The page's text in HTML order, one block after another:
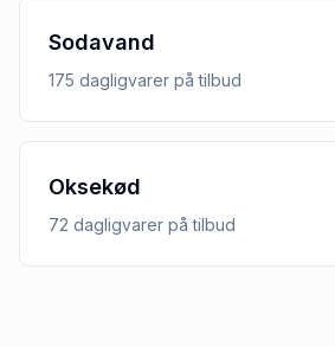
Sodavand
175 dagligvarer på tilbud
Oksekød
72 dagligvarer på tilbud